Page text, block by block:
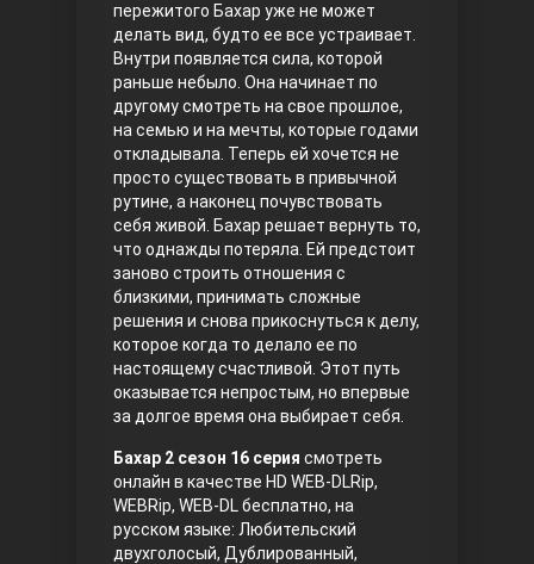
Любовь напрокат
Воскресший Эртугрул
Три сестры
пережитого Бахар уже не может
делать вид, будто ее все устраивает.
Внутри появляется сила, которой
раньше небыло. Она начинает по
другому смотреть на свое прошлое,
на семью и на мечты, которые годами
откладывала. Теперь ей хочется не
просто существовать в привычной
рутине, а наконец почувствовать
себя живой. Бахар решает вернуть то,
что однажды потеряла. Ей предстоит
заново строить отношения с
близкими, принимать сложные
решения и снова прикоснуться к делу,
которое когда то делало ее по
настоящему счастливой. Этот путь
оказывается непростым, но впервые
за долгое время она выбирает себя.
Бахар 2 сезон 16 серия смотреть
онлайн в качестве HD WEB-DLRip,
WEBRip, WEB-DL бесплатно, на
русском языке: Любительский
двухголосый, Дублированный,